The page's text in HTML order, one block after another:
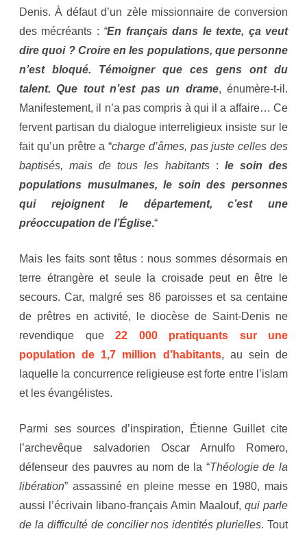
Denis. À défaut d’un zèle missionnaire de conversion
des mécréants : “En français dans le texte, ça veut
dire quoi ? Croire en les populations, que personne
n’est bloqué. Témoigner que ces gens ont du
talent. Que tout n’est pas un drame, énumère-t-il.
Manifestement, il n’a pas compris à qui il a affaire… Ce
fervent partisan du dialogue interreligieux insiste sur le
fait qu’un prêtre a “charge d’âmes, pas juste celles des
baptisés, mais de tous les habitants : le soin des
populations musulmanes, le soin des personnes
qui rejoignent le département, c’est une
préoccupation de l’Église.“
Mais les faits sont têtus : nous sommes désormais en
terre étrangère et seule la croisade peut en être le
secours. Car, malgré ses 86 paroisses et sa centaine
de prêtres en activité, le diocèse de Saint-Denis ne
revendique que 22 000 pratiquants sur une
population de 1,7 million d’habitants, au sein de
laquelle la concurrence religieuse est forte entre l’islam
et les évangélistes.
Parmi ses sources d’inspiration, Étienne Guillet cite
l’archevêque salvadorien Oscar Arnulfo Romero,
défenseur des pauvres au nom de la “Théologie de la
libération” assassiné en pleine messe en 1980, mais
aussi l’écrivain libano-français Amin Maalouf, qui parle
de la difficulté de concilier nos identités plurielles. Tout